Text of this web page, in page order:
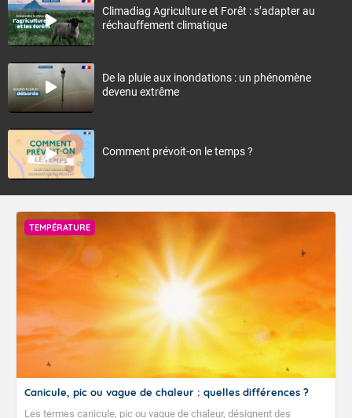
Climadiag Agriculture et Forêt : s’adapter au
réchauffement climatique
De la pluie aux inondations : un phénomène
devenu extrême
Comment prévoit-on le temps ?
TEMPÉRATURE
Canicule, pic ou vague de chaleur : quelles différences ?
Les termes canicule, pic ou vague de chaleur, désignent des